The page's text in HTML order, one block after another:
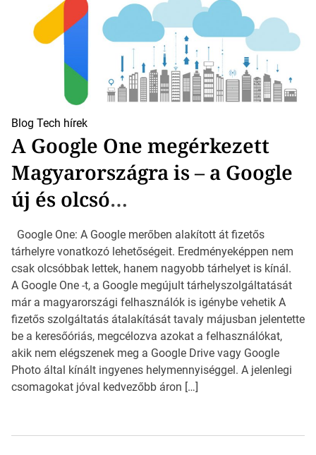
Blog Tech hírek
A Google One megérkezett
Magyarországra is – a Google
új és olcsó
tárhelyszolgáltatása
Google One: A Google merőben alakított át fizetős
tárhelyre vonatkozó lehetőségeit. Eredményeképpen nem
csak olcsóbbak lettek, hanem nagyobb tárhelyet is kínál.
A Google One -t, a Google megújult tárhelyszolgáltatását
már a magyarországi felhasználók is igénybe vehetik A
fizetős szolgáltatás átalakítását tavaly májusban jelentette
be a keresőóriás, megcélozva azokat a felhasználókat,
akik nem elégszenek meg a Google Drive vagy Google
Photo által kínált ingyenes helymennyiséggel. A jelenlegi
csomagokat jóval kedvezőbb áron […]